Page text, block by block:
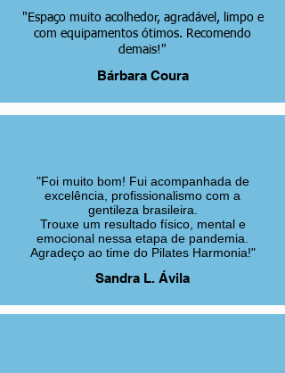
"Espaço muito acolhedor, agradável, limpo e
com equipamentos ótimos. Recomendo
demais!"
Bárbara Coura
"Foi muito bom! Fui acompanhada de
excelência, profissionalismo com a
gentileza brasileira.
Trouxe um resultado físico, mental e
emocional nessa etapa de pandemia.
Agradeço ao time do Pilates Harmonia!"
Sandra L. Ávila